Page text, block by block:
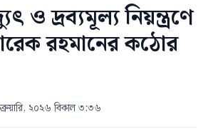
ও দ্রব্যমূল্য নিয়ন্ত্রণে
রহমানের কঠোর
২০২৬ বিকাল ৩:৩৬